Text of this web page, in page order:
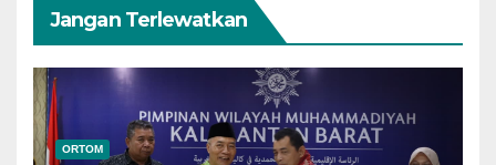
Jangan Terlewatkan
ORTOM